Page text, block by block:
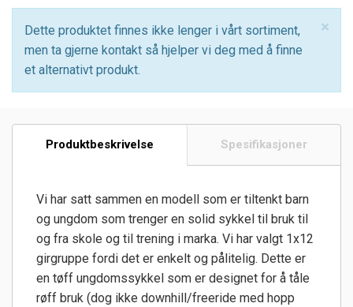
×
Dette produktet finnes ikke lenger i vårt sortiment,
men ta gjerne kontakt så hjelper vi deg med å finne
et alternativt produkt.
Produktbeskrivelse Spesifikasjoner
Vi har satt sammen en modell som er tiltenkt barn
og ungdom som trenger en solid sykkel til bruk til
og fra skole og til trening i marka. Vi har valgt 1x12
girgruppe fordi det er enkelt og pålitelig. Dette er
en tøff ungdomssykkel som er designet for å tåle
røff bruk (dog ikke downhill/freeride med hopp